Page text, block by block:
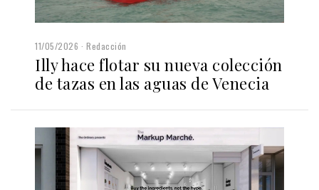
11/05/2026 Redacción
Illy hace flotar su nueva colección
de tazas en las aguas de Venecia